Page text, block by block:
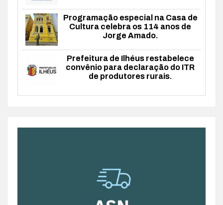
Programação especial na Casa de
Cultura celebra os 114 anos de
Jorge Amado.
Prefeitura de Ilhéus restabelece
convênio para declaração do ITR
de produtores rurais.